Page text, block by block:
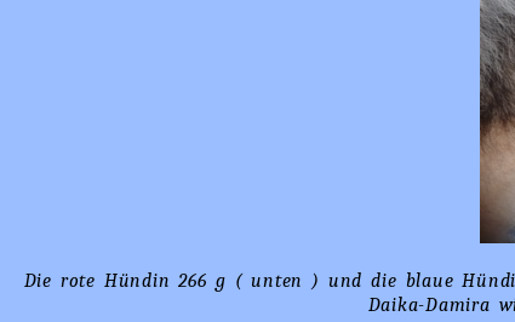
Die rote Hündin 266 g ( unten ) und die blaue
Daika-Damira